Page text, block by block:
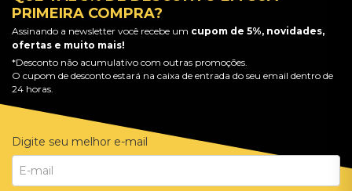
PRIMEIRA COMPRA?
Assinando a newsletter você recebe um cupom de 5%, novidades,
ofertas e muito mais!
*Desconto não acumulativo com outras promoções.
O cupom de desconto estará na caixa de entrada do seu email dentro de
24 horas.
Digite seu melhor e-mail